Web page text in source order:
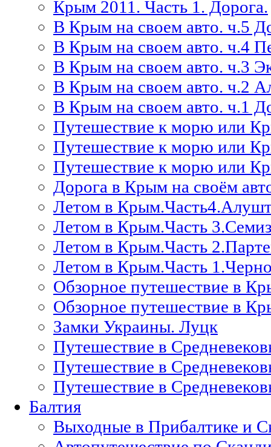
Крым 2011. Часть 1. Дорога.
В Крым на своем авто. ч.5
В Крым на своем авто. ч.4
В Крым на своем авто. ч.3
В Крым на своем авто. ч.2
В Крым на своем авто. ч.1
Путешествие к морю или
Путешествие к морю или
Путешествие к морю или
Дорога в Крым на своём
Летом в
Летом в Крым.Часть
Летом в Крым.Часть
Летом в Крым.Часть
Обзорное путешествие в
Обзорное путешествие в
Замки Украины. Луцк
Путешествие в
Путешествие в
Путешествие в
Балтия
Выходные в Прибалтике и